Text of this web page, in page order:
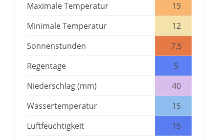
Maximale Temperatur
19
Minimale Temperatur
12
Sonnenstunden
7,5
Regentage
5
Niederschlag (mm)
40
Wassertemperatur
15
Luftfeuchtigkeit
15